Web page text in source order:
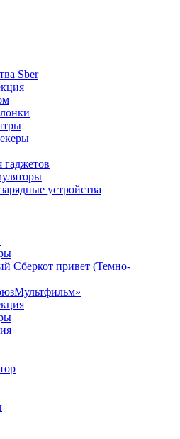
Sber
гаджетов
устройства
Сберкот привет (Темно-